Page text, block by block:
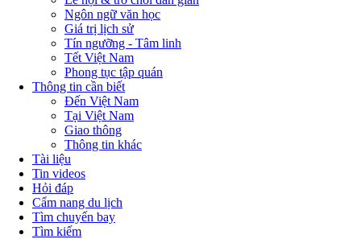
Ngôn ngữ văn học
Giá trị lịch sử
Tín ngưỡng - Tâm linh
Tết Việt Nam
Phong tục tập quán
Thông tin cần biết
Đến Việt Nam
Tại Việt Nam
Giao thông
Thông tin khác
Tài liệu
Tin videos
Hỏi đáp
Cẩm nang du lịch
Tìm chuyến bay
Tìm kiếm